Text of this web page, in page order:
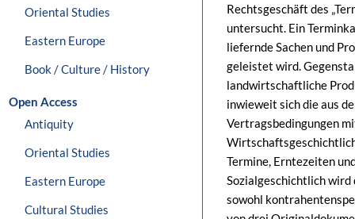
Oriental Studies
Eastern Europe
Book / Culture / History
Open Access
Antiquity
Oriental Studies
Eastern Europe
Cultural Studies
Rechtsgeschäft des
untersucht. Ein
liefernde Sachen und
geleistet wird.
landwirtschaftliche
inwieweit sich die aus
Vertragsbedingungen
Termine, Erntezeiten
Sozialgeschichtlich
sowohl